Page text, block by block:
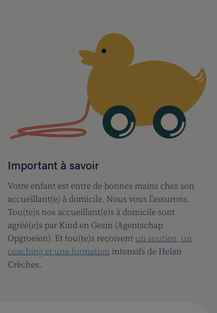
Important à savoir
Votre enfant est entre de bonnes mains chez son
accueillant(e) à domicile. Nous vous l’assurons.
Tou(te)s nos accueillant(e)s à domicile sont
agréé(e)s par Kind en Gezin (Agentschap
Opgroeien). Et tou(te)s reçoivent un soutien, un
coaching et une formation intensifs de Helan
Crèches.